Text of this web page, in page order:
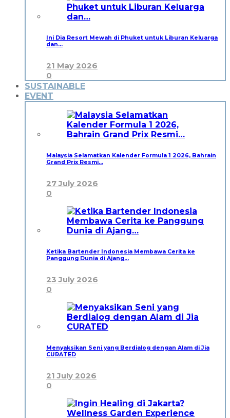
Ini Dia Resort Mewah di Phuket untuk Liburan Keluarga
dan…
21 May 2026
0
SUSTAINABLE
EVENT
Malaysia Selamatkan Kalender Formula 1 2026, Bahrain
Grand Prix Resmi…
27 July 2026
0
Ketika Bartender Indonesia Membawa Cerita ke
Panggung Dunia di Ajang…
23 July 2026
0
Menyaksikan Seni yang Berdialog dengan Alam di Jia
CURATED
21 July 2026
0